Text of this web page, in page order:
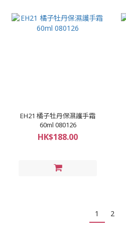
EH21 橘子牡丹保濕護手霜
60ml 080126
HK$188.00
1 2